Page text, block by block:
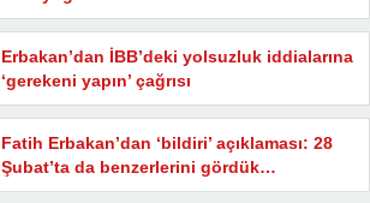
Erbakan’dan İBB’deki yolsuzluk iddialarına
‘gerekeni yapın’ çağrısı
Fatih Erbakan’dan ‘bildiri’ açıklaması: 28
Şubat’ta da benzerlerini gördük…